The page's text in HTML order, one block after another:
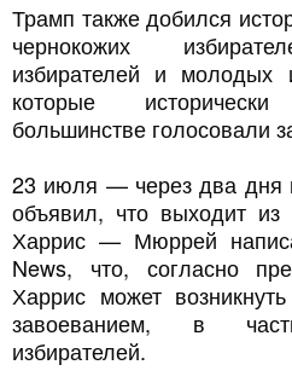
Трамп также добился
чернокожих
избирателей и молодых
которые
большинстве голосовали
23 июля — через два дня
объявил, что выходит из
Харрис — Мюррей
News, что, согласно
Харрис может
завоеванием, в
избирателей.